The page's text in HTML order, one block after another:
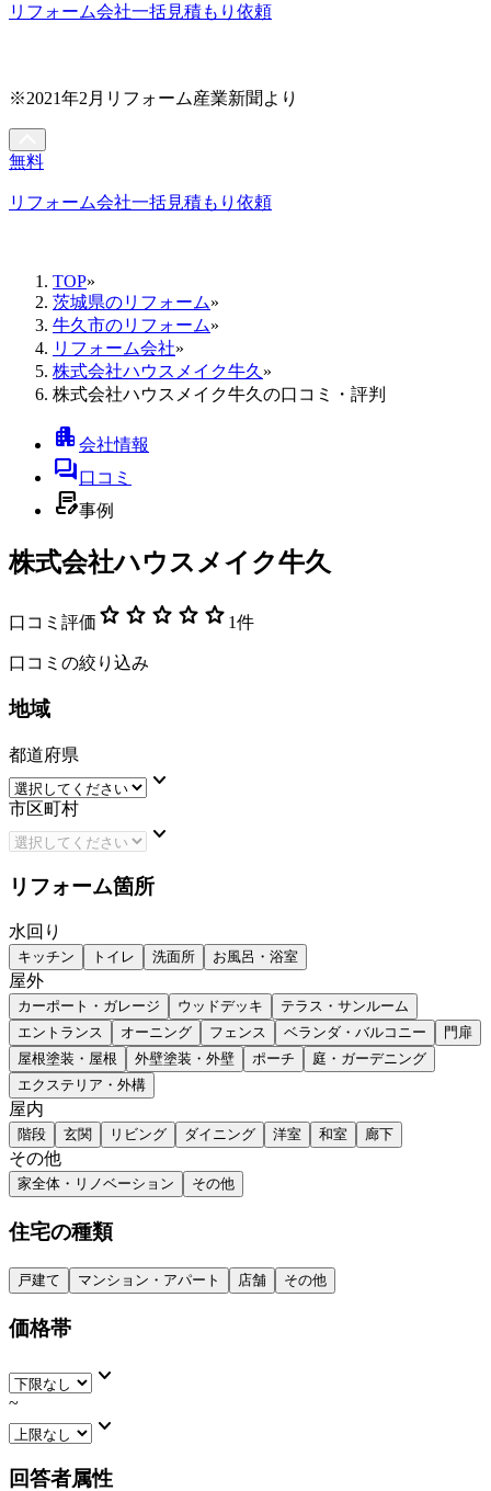
リフォーム会社一括見積もり依頼
※2021年2月リフォーム産業新聞より
無料
リフォーム会社一括見積もり依頼
TOP»
茨城県のリフォーム»
牛久市のリフォーム»
リフォーム会社»
株式会社ハウスメイク牛久 »
株式会社ハウスメイク牛久の口コミ・評判
apartment会社情報
forum口コミ
contract_edit事例
株式会社ハウスメイク牛久
口コミ評価 star star star star star 1件
口コミの絞り込み
地域
都道府県
keyboard_arrow_down
市区町村
keyboard_arrow_down
リフォーム箇所
水回り
キッチン トイレ 洗面所 お風呂・浴室
屋外
カーポート・ガレージ ウッドデッキ
テラス・サンルーム
エントランス
オーニング フェンス ベランダ・バルコニー
門扉
屋根塗装・屋根
外壁塗装・外壁 ポーチ
庭・ガーデニング
エクステリア・外構
屋内
階段 玄関 リビング ダイニング 洋室 和室 廊下
その他
家全体・リノベーション その他
住宅の種類
戸建て マンション・アパート 店舗 その他
価格帯
keyboard_arrow_down
~
keyboard_arrow_down
回答者属性